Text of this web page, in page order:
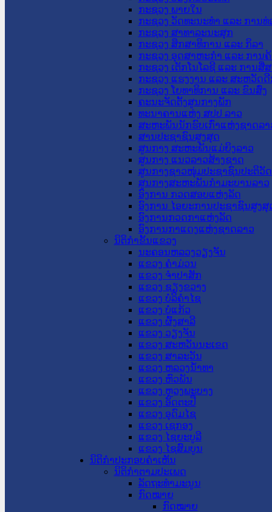
ກະຊວງ ພາຍໃນ
ກະຊວງ ວັດທະນະທຳ ແລະ ການທ່
ກະຊວງ ສາທາລະນະສຸກ
ກະຊວງ ສຶກສາທິການ ແລະ ກິລາ
ກະຊວງ ອຸດສາຫະກຳ ແລະ ການຄ້
ກະຊວງ ເຕັກໂນໂລຊີ ແລະ ການສື່
ກະຊວງ ແຮງງານ ແລະ ສະຫວັດ
ກະຊວງ ໂຍທາທິການ ແລະ ຂົນສົ່ງ
ຄະນະຈັດຕັ້ງສູນກາງພັກ
ທະນາຄານແຫ່ງ ສປປ ລາວ
ສະຫະພັນນັກຮົບເກົ່າແຫ່ງຊາດລາ
ສານປະຊາຊົນສູງສຸດ
ສູນກາງ ສະຫະພັນແມ່ຍິງລາວ
ສູນກາງ ແນວລາວສ້າງຊາດ
ສູນກາງຊາວໜຸ່ມປະຊາຊົນປະຕິວັ
ສູນກາງສະຫະພັນກຳມະບານລາວ
ອົງການ ກວດສອບແຫ່ງລັດ
ອົງການ ໄອຍະການປະຊາຊົນສູງສຸ
ອົງການກວດກາແຫ່ງລັດ
ອົງການກາແດງແຫ່ງຊາດລາວ
ນິຕິກໍາຂັ້ນແຂວງ
ນະ​ຄອນ​ຫລວງວຽງຈັນ
ແຂວງ ຄໍາມ່ວນ
ແຂວງ ຈໍາປາສັກ
ແຂວງ ຊຽງຂວາງ
ແຂວງ ບໍລິຄໍາໄຊ
ແຂວງ ບໍ່ແກ້ວ
ແຂວງ ຜົ້ງສາລີ
ແຂວງ ວຽງຈັນ
ແຂວງ ສະຫວັນນະເຂດ
ແຂວງ ສາລະວັນ
ແຂວງ ຫລວງນໍ້າທາ
ແຂວງ ຫົວພັນ
ແຂວງ ຫຼວງພະບາງ
ແຂວງ ອັດຕະປື
ແຂວງ ອຸດົມໄຊ
ແຂວງ ເຊກອງ
ແຂວງ ໄຊຍະບູລີ
ແຂວງ ໄຊສົມບູນ
ນິຕິກໍາປະກອບຄໍາເຫັນ
ນິຕິກໍາຕາມປະເພດ
ລັດຖະທໍາມະນູນ
ກົດໝາຍ
ກົດໝາຍ